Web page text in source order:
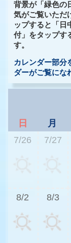
背景が「緑色の
気がご覧いただ
ップすると「日
付」をタップす
す。
カレンダー部分
ダーがご覧にな
日 月
7/26
7/27
8/2 8/3